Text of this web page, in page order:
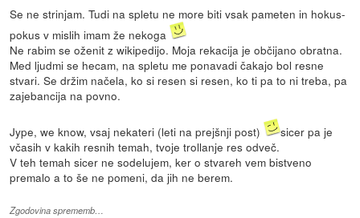
Se ne strinjam. Tudi na spletu ne more biti vsak pameten in hokus-
pokus v mislih imam že nekoga
Ne rabim se oženit z wikipedijo. Moja rekacija je občijano obratna.
Med ljudmi se hecam, na spletu me ponavadi čakajo bol resne
stvari. Se držim načela, ko si resen si resen, ko ti pa to ni treba, pa
zajebancija na povno.
Jype, we know, vsaj nekateri (leti na prejšnji post)
sicer pa je
včasih v kakih resnih temah, tvoje trollanje res odveč.
V teh temah sicer ne sodelujem, ker o stvareh vem bistveno
premalo a to še ne pomeni, da jih ne berem.
Zgodovina sprememb…